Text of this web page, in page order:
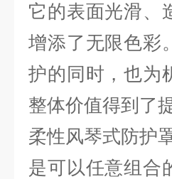
它的表面光滑、
增添了无限色彩
护的同时，也为
整体价值得到了
柔性风琴式防护
是可以任意组合